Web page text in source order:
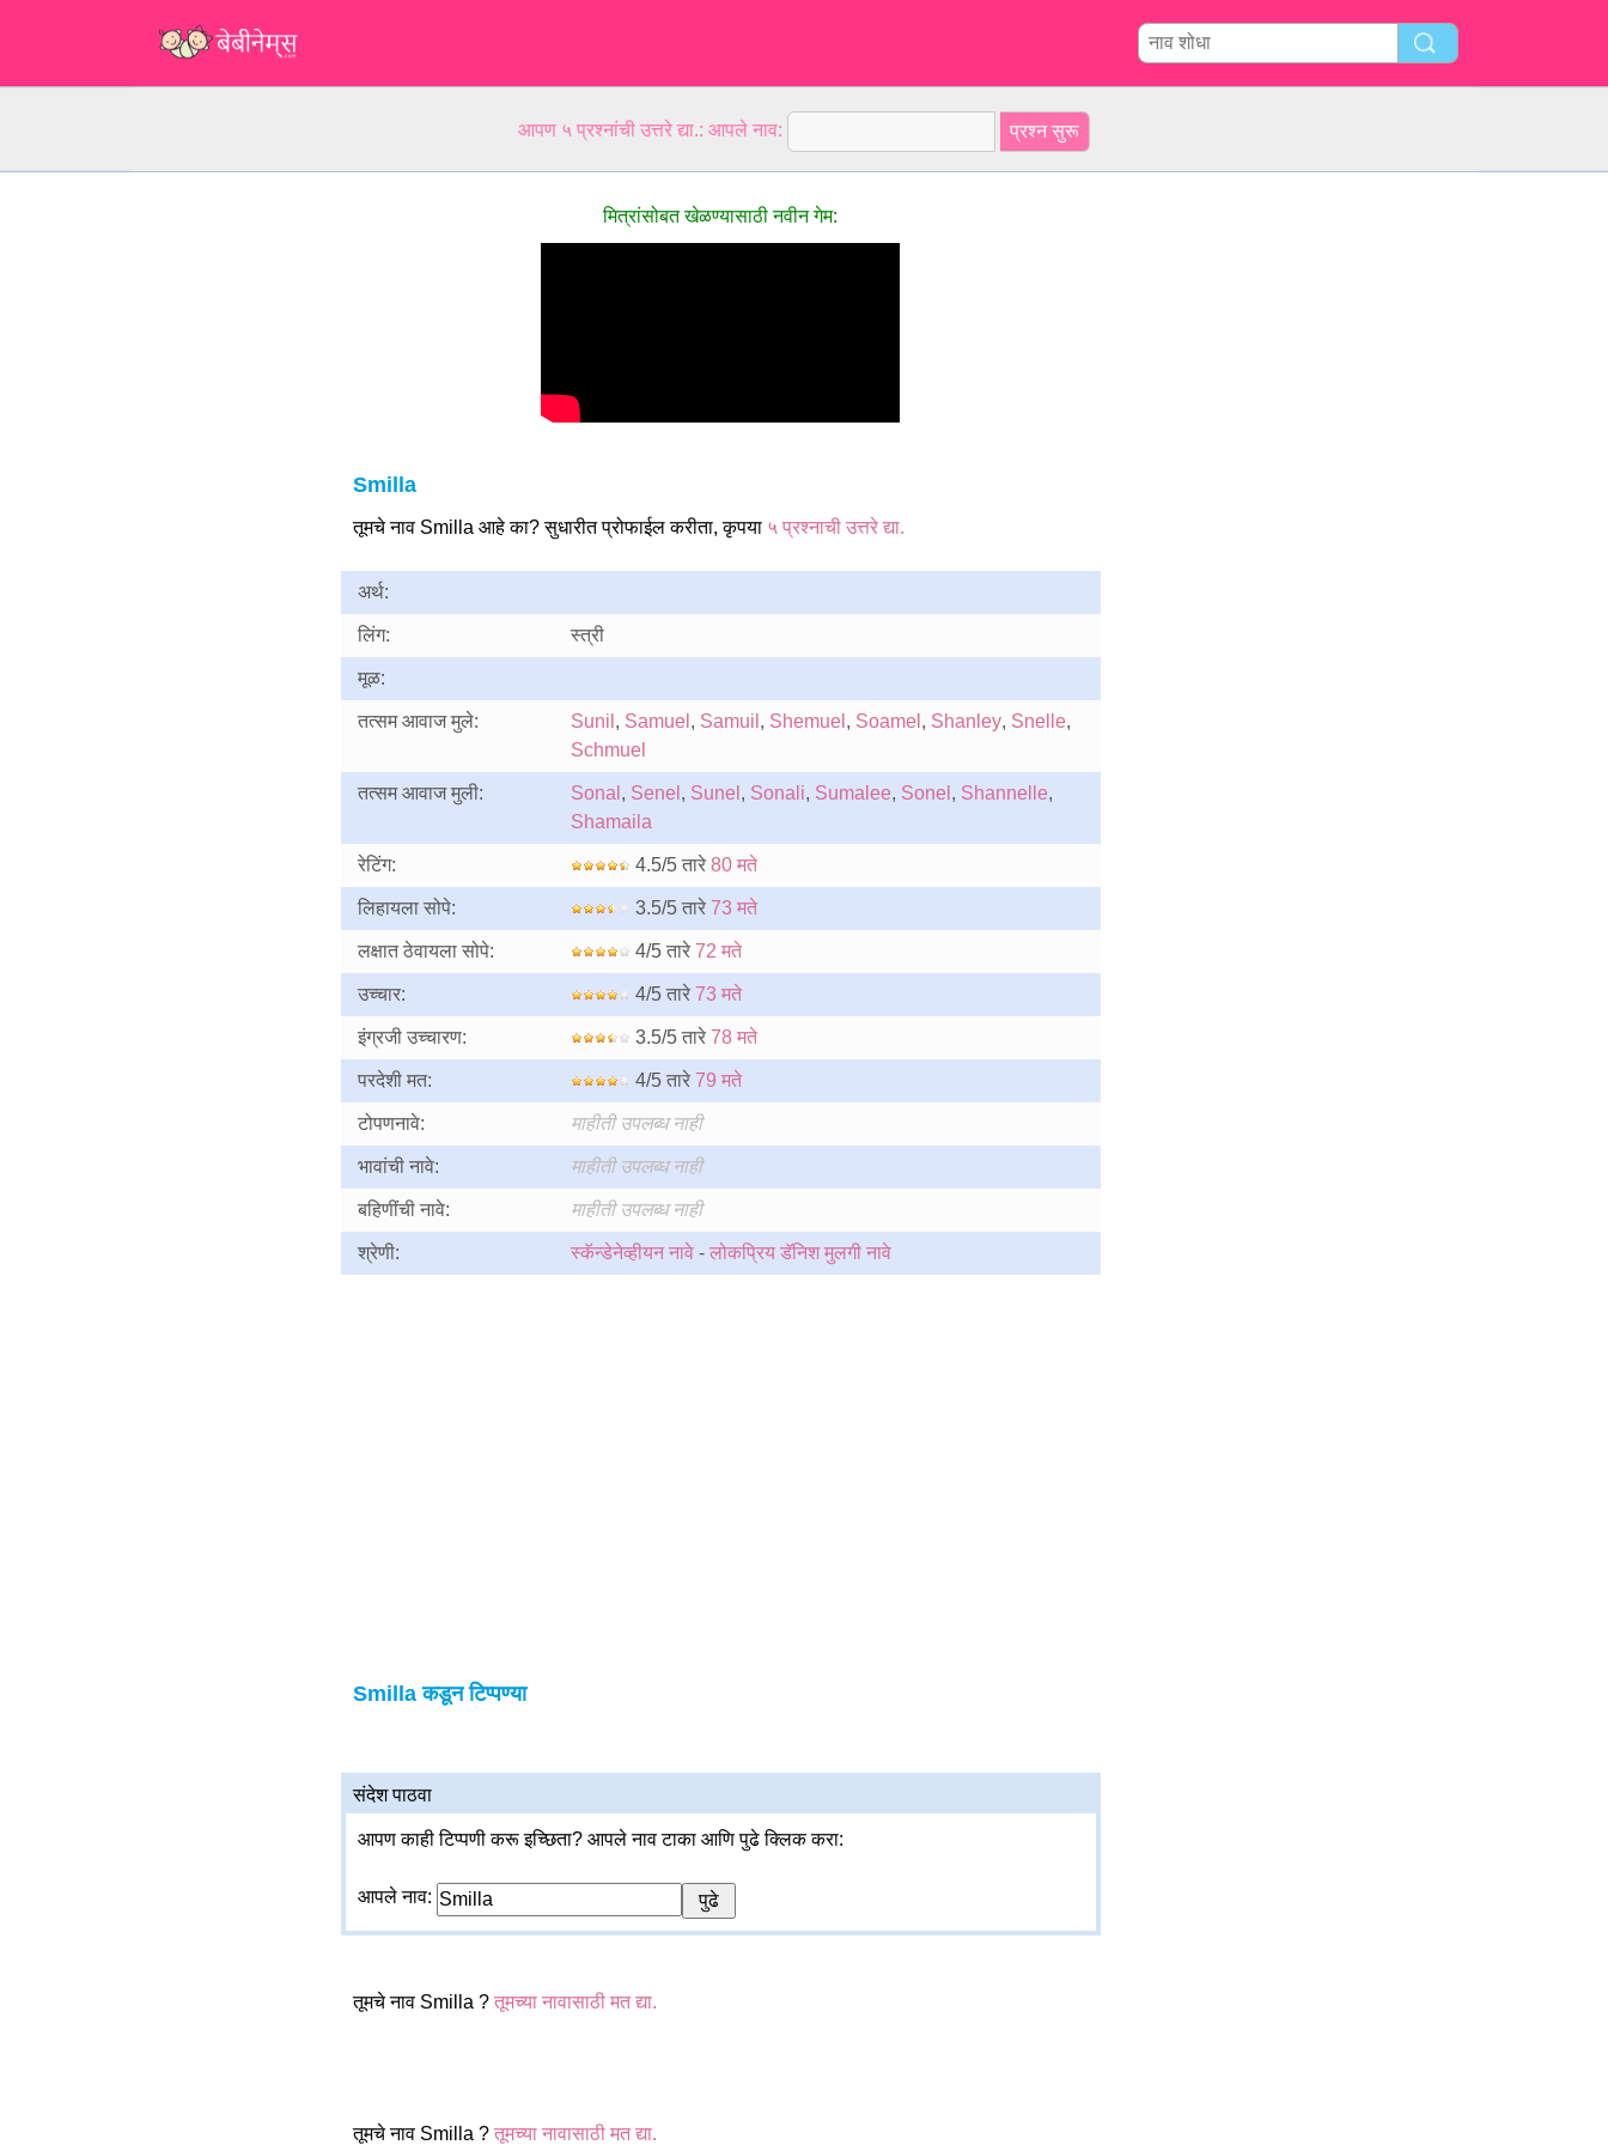
आपण ५ प्रश्नांची उत्तरे द्या.: आपले नाव:
मित्रांसोबत खेळण्यासाठी नवीन गेम:
Smilla
तूमचे नाव Smilla आहे का? सुधारीत प्रोफाईल करीता, कृपया ५ प्रश्नाची उत्तरे द्या.
अर्थ:
लिंग: स्त्री
मूळ:
तत्सम आवाज मुले: Sunil , Samuel , Samuil , Shemuel , Soamel , Shanley, Snelle,
Schmuel
तत्सम आवाज मुली: Sonal , Senel , Sunel , Sonali, Sumalee, Sonel , Shannelle,
Shamaila
रेटिंग: 4.5/5 तारे 80 मते
लिहायला सोपे: 3.5/5 तारे 73 मते
लक्षात ठेवायला सोपे: 4/5 तारे 72 मते
उच्चार: 4/5 तारे 73 मते
इंग्रजी उच्चारण: 3.5/5 तारे 78 मते
परदेशी मत: 4/5 तारे 79 मते
टोपणनावे: माहीती उपलब्ध नाही
भावांची नावे: माहीती उपलब्ध नाही
बहिणींची नावे: माहीती उपलब्ध नाही
श्रेणी: स्कॅन्डेनेव्हीयन नावे- लोकप्रिय डॅनिश मुलगी नावे
Smilla कडून टिप्पण्या
संदेश पाठवा
आपण काही टिप्पणी करू इच्छिता? आपले नाव टाका आणि पुढे क्लिक करा:
आपले नाव:
तूमचे नाव Smilla ? तूमच्या नावासाठी मत द्या.
तूमचे नाव Smilla ? तूमच्या नावासाठी मत द्या.